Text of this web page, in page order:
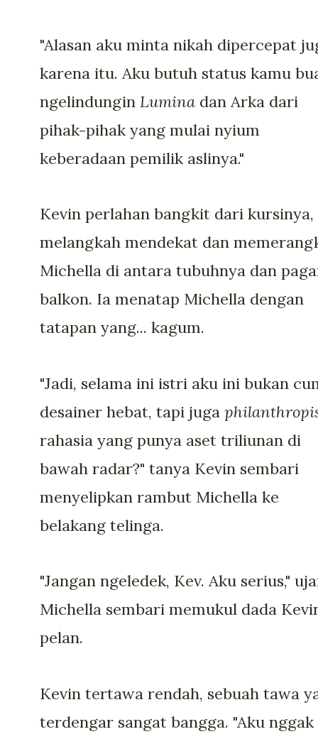
"Alasan aku minta nikah dipercepat
karena itu. Aku butuh status kamu
ngelindungin Lumina dan Arka dari
pihak-pihak yang mulai nyium
keberadaan pemilik aslinya."
Kevin perlahan bangkit dari kursinya,
melangkah mendekat dan
Michella di antara tubuhnya dan
balkon. Ia menatap Michella dengan
tatapan yang... kagum.
"Jadi, selama ini istri aku ini bukan
desainer hebat, tapi juga
rahasia yang punya aset triliunan di
bawah radar?" tanya Kevin sembari
menyelipkan rambut Michella ke
belakang telinga.
"Jangan ngeledek, Kev. Aku serius,"
Michella sembari memukul dada
pelan.
Kevin tertawa rendah, sebuah tawa
terdengar sangat bangga. "Aku nggak